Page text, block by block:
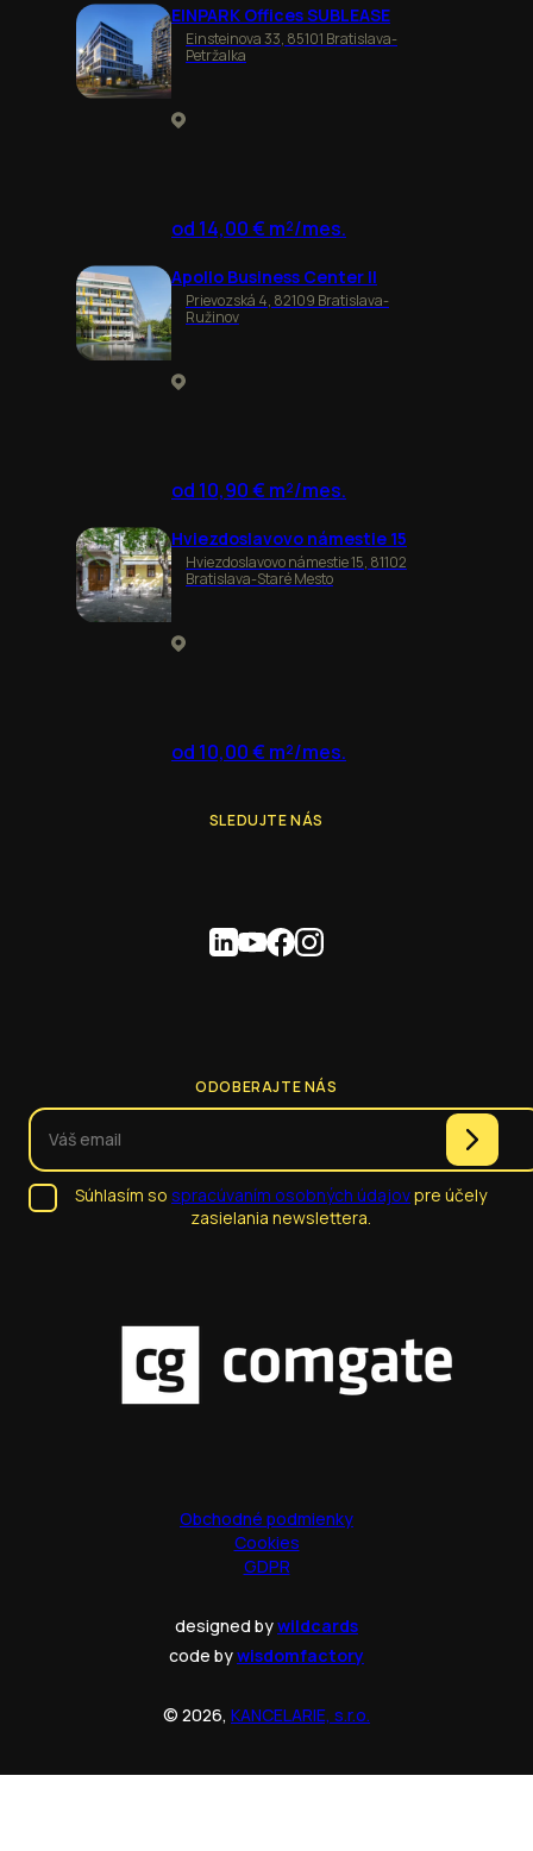
EINPARK Offices SUBLEASE
Einsteinova 33, 85101 Bratislava-
Petržalka
od 14,00 € m²/mes.
Apollo Business Center II
Prievozská 4, 82109 Bratislava-
Ružinov
od 10,90 € m²/mes.
Hviezdoslavovo námestie 15
Hviezdoslavovo námestie 15, 81102
Bratislava-Staré Mesto
od 10,00 € m²/mes.
SLEDUJTE NÁS
ODOBERAJTE NÁS
Súhlasím so spracúvaním osobných údajovpre účely
zasielania newslettera.
Obchodné podmienky
Cookies
GDPR
designed bywildcards
code bywisdomfactory
© 2026, KANCELARIE, s.r.o.